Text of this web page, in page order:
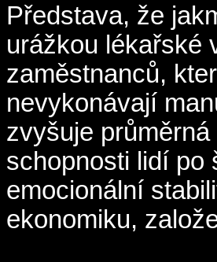
Představa, že
urážkou lékařské
zaměstnanců,
nevykonávají
zvyšuje
schopnosti lidí po
emocionální
ekonomiku,